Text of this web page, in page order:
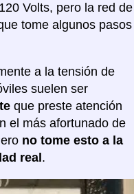
Volts, pero la red de
tome algunos pasos
a la tensión de
suelen ser
que preste atención
el más afortunado de
no tome esto a la
real .